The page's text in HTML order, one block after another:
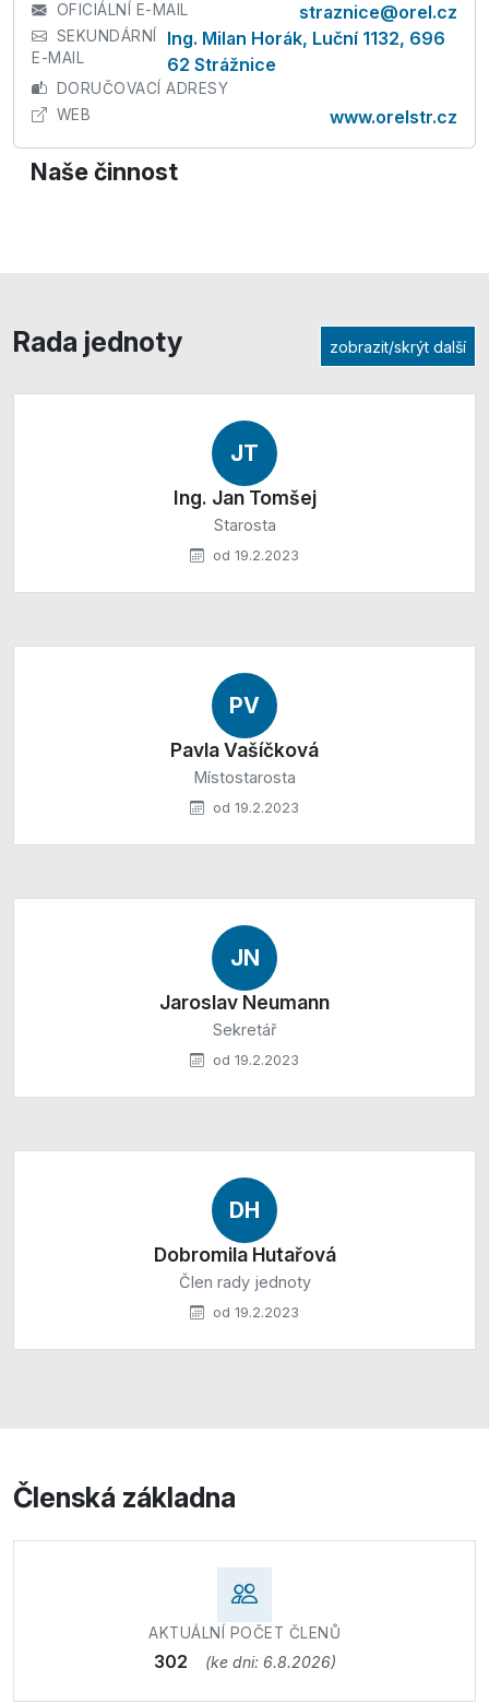
OFICIÁLNÍ E-MAIL straznice@orel.cz
SEKUNDÁRNÍ
E-MAIL
Ing. Milan Horák, Luční 1132, 696
62 Strážnice
DORUČOVACÍ ADRESY
WEB
www.orelstr.cz
Naše činnost
Rada jednoty zobrazit/skrýt další
JT
Ing. Jan Tomšej
Starosta
od 19.2.2023
PV
Pavla Vašíčková
Místostarosta
od 19.2.2023
JN
Jaroslav Neumann
Sekretář
od 19.2.2023
DH
Dobromila Hutařová
Člen rady jednoty
od 19.2.2023
Členská základna
AKTUÁLNÍ POČET ČLENŮ
302 (ke dni: 6.8.2026)